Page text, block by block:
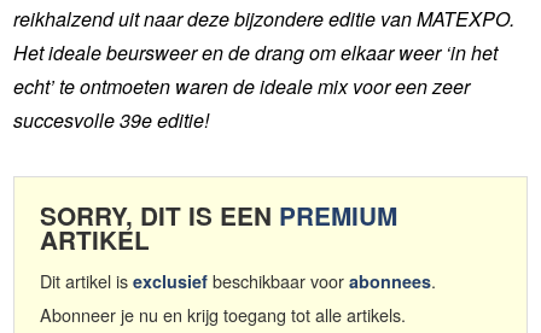
reikhalzend uit naar deze bijzondere editie van MATEXPO.
Het ideale beursweer en de drang om elkaar weer ‘in het
echt’ te ontmoeten waren de ideale mix voor een zeer
succesvolle 39e editie!
SORRY, DIT IS EEN PREMIUM
ARTIKEL
Dit artikel is exclusiefbeschikbaar voor abonnees.
Abonneer je nu en krijg toegang tot alle artikels.